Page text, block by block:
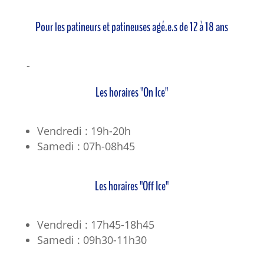
Pour les patineurs et patineuses agé.e.s de 12 à 18 ans
-
Les horaires "On Ice"
Vendredi : 19h-20h
Samedi : 07h-08h45
Les horaires "Off Ice"
Vendredi : 17h45-18h45
Samedi : 09h30-11h30